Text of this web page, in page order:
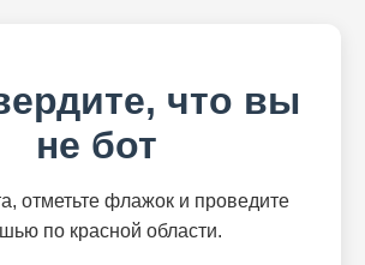
что вы
не бот
отметьте флажок и проведите
по красной области.